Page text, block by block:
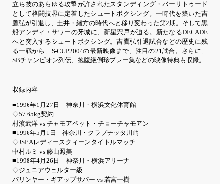
立ち技のあらゆる攻撃が許されたスタンディング・バーリトゥード
として格闘技界に定着したシュートボクシング。一時代を築いた吉
鷹弘が引退し、土井・緒方の時代へと移り変わった第2期。そして黒
船アンディ・サワーの牙城に、新星宍戸が迫る。新たなるDECADE
へと突入するシュートボクシング。吉鷹弘引退試合などの歴史に残
る一戦から、S-CUP2004の最新映像まで、注目の21試合。さらに、
SBチャンピオン列伝、抱腹絶倒珍プレー集などの映像特典も収録。
収録内容
■1996年1月27日 神奈川・横浜文化体育館
◇57.65kg契約
村濱武洋 vs チャモアペット・チョーチャモアン
■1996年5月1日 神奈川・クラブチッタ川崎
◇JSBAレディースクィーンタイトルマッチ
中村ルミ vs 藤山照美
■1998年4月26日 神奈川・横浜アリーナ
◇ジュニアウェルター級
パリンヤー・ギアップサパー vs 若宮一樹